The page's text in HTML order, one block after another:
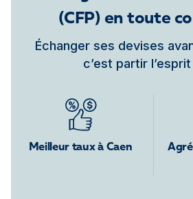
(CFP) en toute
Échanger ses devises
c’est partir
Meilleur taux à Caen